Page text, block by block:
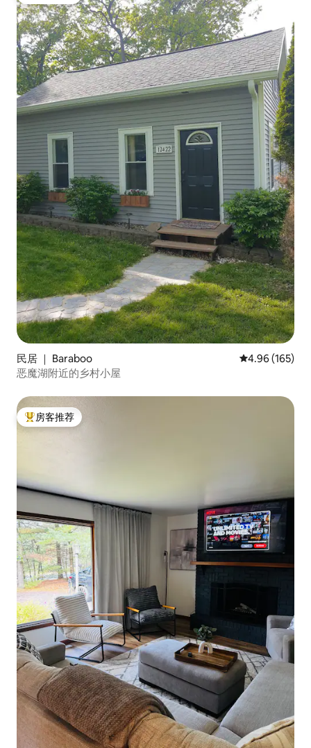
民居 ｜ Baraboo 平均评分 4.96
4.96 (165)
恶魔湖附近的乡村小屋
热门「房客推荐」
房客推荐